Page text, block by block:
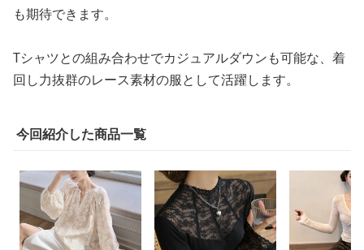
も期待できます。
Tシャツとの組み合わせでカジュアルダウンも可能な、着
回し力抜群のレース素材の服として活躍します。
今回紹介した商品一覧